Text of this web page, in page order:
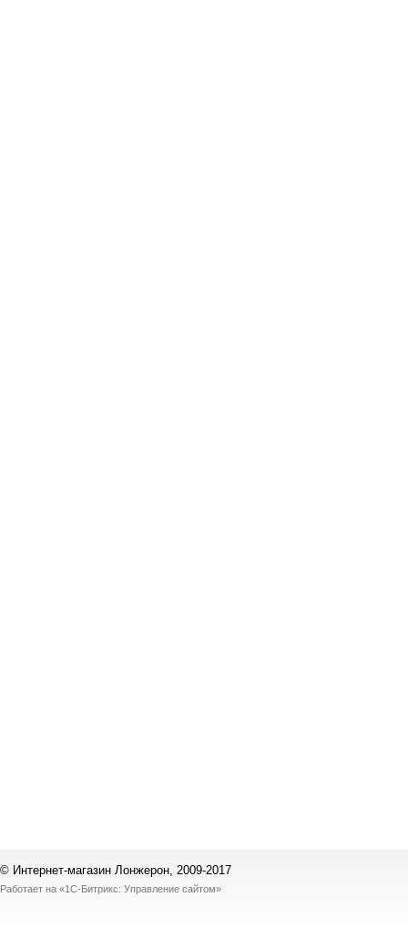
© Интернет-магазин Лонжерон, 2009-2017
Работает на «1С-Битрикс: Управление сайтом»